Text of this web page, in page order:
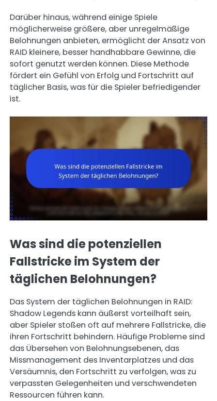
Darüber hinaus, während einige Spiele
möglicherweise größere, aber unregelmäßige
Belohnungen anbieten, ermöglicht der Ansatz von
RAID kleinere, besser handhabbare Gewinne, die
sofort genutzt werden können. Diese Methode
fördert ein Gefühl von Erfolg und Fortschritt auf
täglicher Basis, was für die Spieler befriedigender
ist.
Was sind die potenziellen
Fallstricke im System der
täglichen Belohnungen?
Das System der täglichen Belohnungen in RAID:
Shadow Legends kann äußerst vorteilhaft sein,
aber Spieler stoßen oft auf mehrere Fallstricke, die
ihren Fortschritt behindern. Häufige Probleme sind
das Übersehen von Belohnungsebenen, das
Missmanagement des Inventarplatzes und das
Versäumnis, den Fortschritt zu verfolgen, was zu
verpassten Gelegenheiten und verschwendeten
Ressourcen führen kann.